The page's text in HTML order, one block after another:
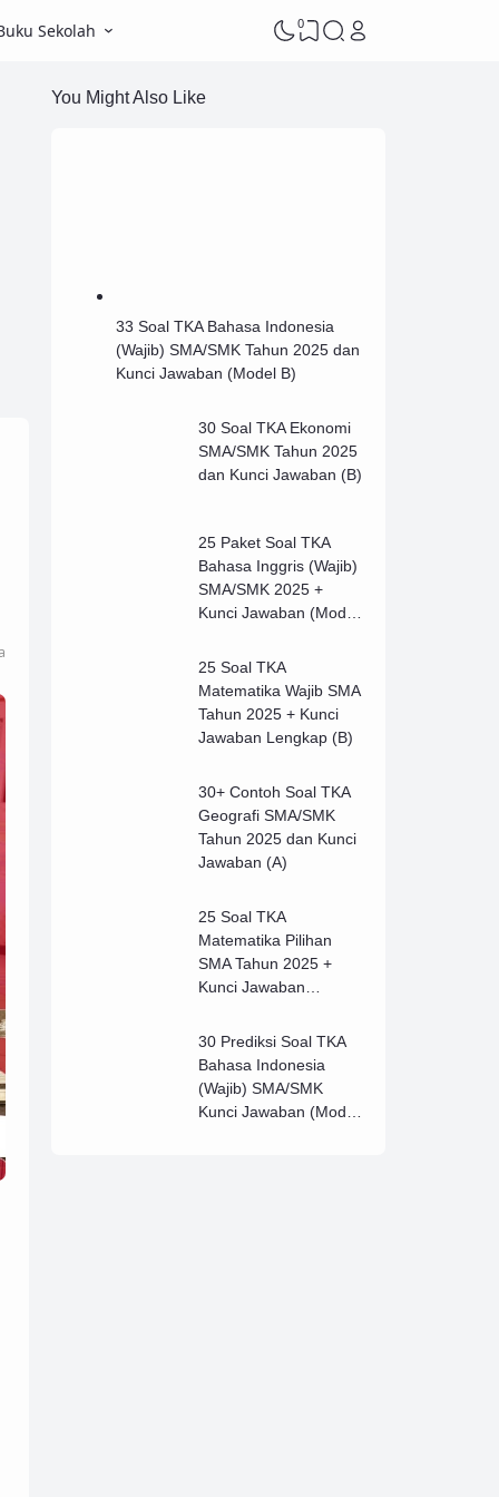
Sekolah 0
You Might Also Like
33 Soal TKA Bahasa Indonesia
(Wajib) SMA/SMK Tahun 2025 dan
Kunci Jawaban (Model B)
30 Soal TKA Ekonomi
SMA/SMK Tahun 2025
dan Kunci Jawaban (B)
25 Paket Soal TKA
Bahasa Inggris (Wajib)
SMA/SMK 2025 +
Kunci Jawaban (Model
25 Soal TKA
Matematika Wajib SMA
Tahun 2025 + Kunci
Jawaban Lengkap (B)
30+ Contoh Soal TKA
Geografi SMA/SMK
Tahun 2025 dan Kunci
Jawaban (A)
25 Soal TKA
Matematika Pilihan
SMA Tahun 2025 +
Kunci Jawaban
30 Prediksi Soal TKA
Bahasa Indonesia
(Wajib) SMA/SMK
Kunci Jawaban (Model